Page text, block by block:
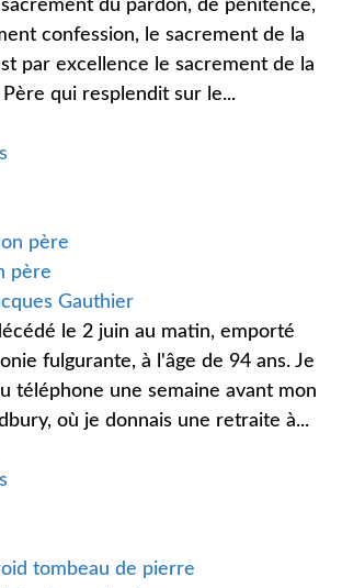
sacrement du pardon, de pénitence,
confession, le sacrement de la
par excellence le sacrement de la
qui resplendit sur le...
père
Gauthier
le 2 juin au matin, emporté
fulgurante, à l'âge de 94 ans. Je
téléphone une semaine avant mon
où je donnais une retraite à...